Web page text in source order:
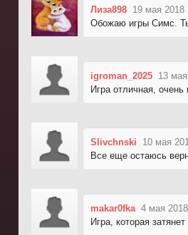
Лиза898 19 мая 2018
Обожаю игры Симс.
igroman_2025 13
Игра отличная, очень
Slivchnski
10 мая
Все еще остаюсь
makar0fka 4 мая
Игра, которая